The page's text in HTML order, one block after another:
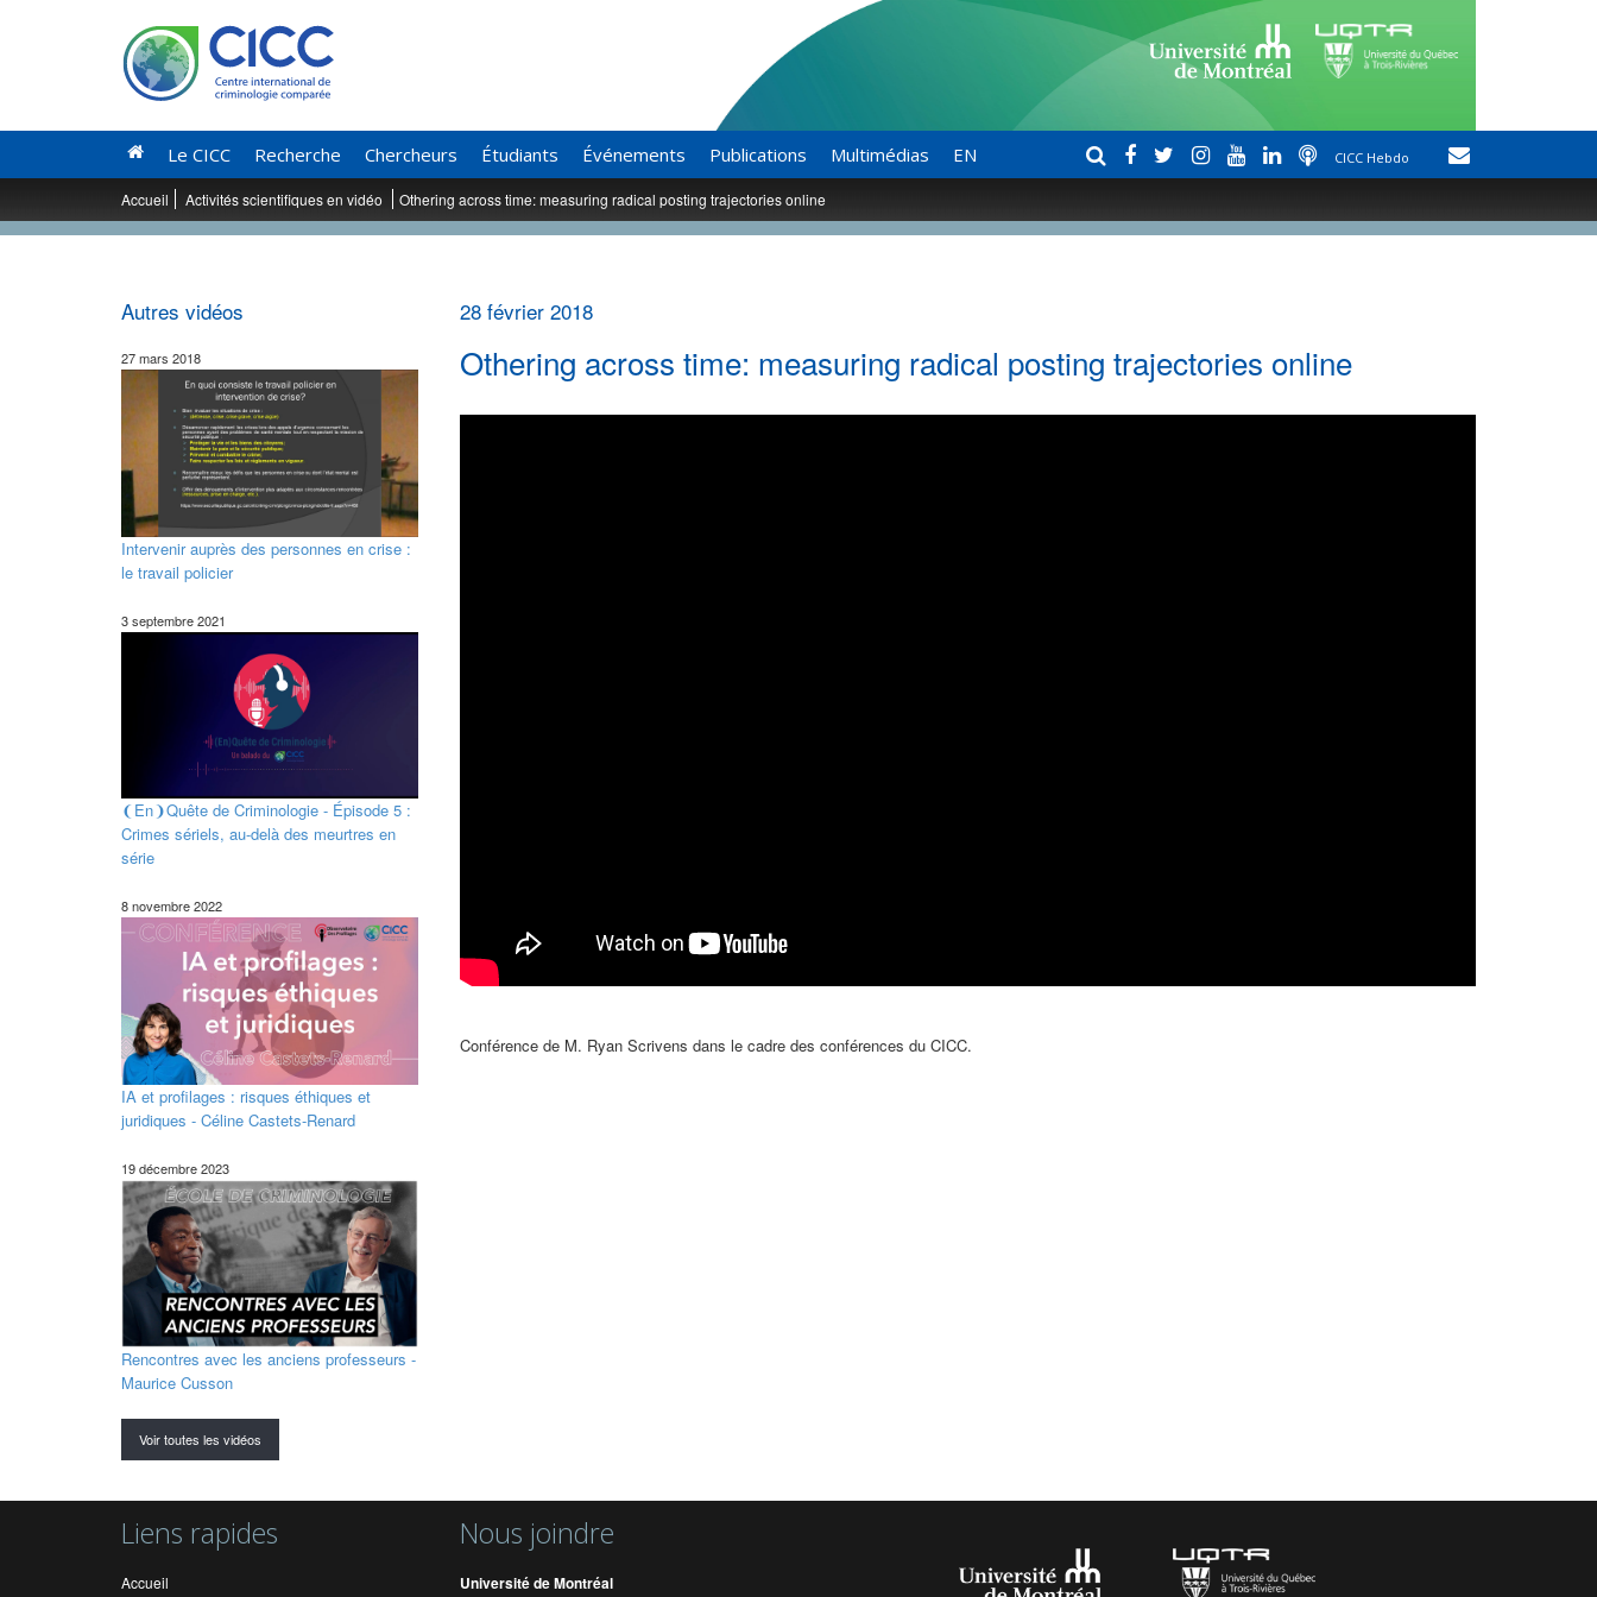
Le CICC Recherche Chercheurs Étudiants Événements Publications Multimédias EN CICC Hebdo
Accueil Activités scientifiques en vidéo Othering across time: measuring radical posting trajectories online
28 février 2018
Othering across time: measuring radical posting trajectories online
Conférence de M. Ryan Scrivens dans le cadre des conférences du CICC.
Autres vidéos
27 mars 2018
Intervenir auprès des personnes en crise :
le travail policier
3 septembre 2021
❨En❩Quête de Criminologie - Épisode 5 :
Crimes sériels, au-delà des meurtres en
série
8 novembre 2022
IA et profilages : risques éthiques et
juridiques - Céline Castets-Renard
19 décembre 2023
Rencontres avec les anciens professeurs -
Maurice Cusson
Voir toutes les vidéos
Liens rapides
Accueil
Nous joindre
Université de Montréal